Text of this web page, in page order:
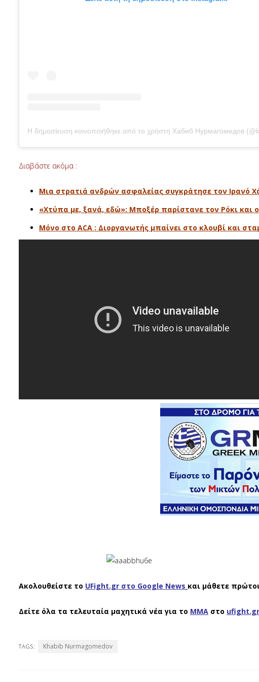
Διαβάστε ακόμα :
Μια στρατιά ανδρών ασφαλείας συγκράτησε τον Ιρανό
«Χτύπα με, ξανά, εδώ»: Μποξέρ παρίστανε τον Ρόκι και
Μόνο στο ACA : Διοργανωτής μπαίνει στο κλουβί και
Ακολουθείστε το UFight.gr στο Google News και μάθετε
Δείτε όλα τα τελευταία μαχητικά νέα για το ΜΜΑ στο ufight.gr
TAGS: Khabib Nurmagomedov